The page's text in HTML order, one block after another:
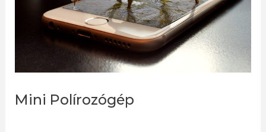
Mini Polírozógép